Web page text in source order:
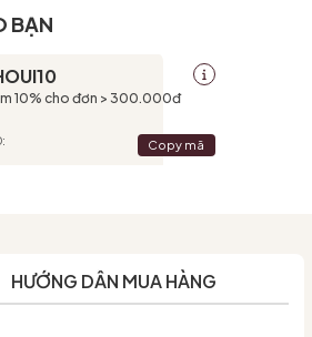
BẠN
10% cho đơn > 300.000đ
Copy mã
HƯỚNG DẪN MUA HÀNG